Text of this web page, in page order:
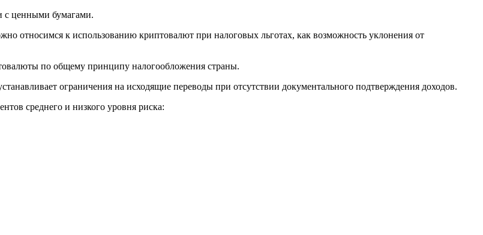
с ценными бумагами.
относимся к использованию криптовалют при налоговых льготах, как возможность уклонения от
по общему принципу налогообложения страны.
ограничения на исходящие переводы при отсутствии документального подтверждения доходов.
среднего и низкого уровня риска: